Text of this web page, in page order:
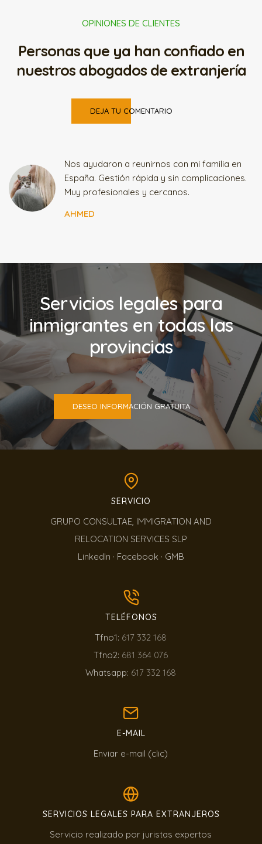
OPINIONES DE CLIENTES
Personas que ya han confiado en
nuestros abogados de extranjería
DEJA TU COMENTARIO
Nos ayudaron a reunirnos con mi familia en
España. Gestión rápida y sin complicaciones.
Muy profesionales y cercanos.
AHMED
Servicios legales para
inmigrantes en todas las
provincias
DESEO INFORMACIÓN GRATUITA
SERVICIO
GRUPO CONSULTAE, IMMIGRATION AND
RELOCATION SERVICES SLP
LinkedIn · Facebook · GMB
TELÉFONOS
Tfno1: 617 332 168
Tfno2: 681 364 076
Whatsapp: 617 332 168
E-MAIL
Enviar e-mail (clic)
SERVICIOS LEGALES PARA EXTRANJEROS
Servicio realizado por juristas expertos